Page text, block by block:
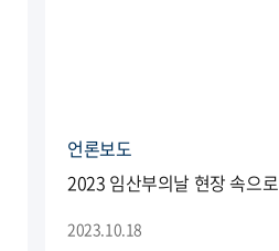
언론보도
2023 임산부의날 현장 속으로
2023.10.18